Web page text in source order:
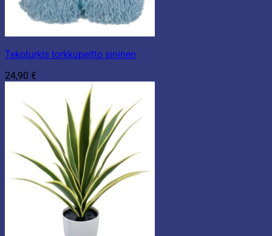
Tekoturkis torkkupeitto sininen
24,90 €